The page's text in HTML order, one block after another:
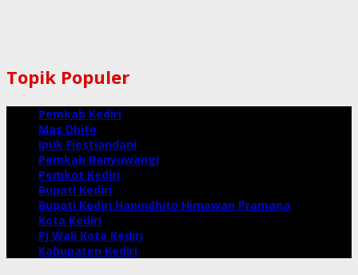
Topik Populer
Pemkab Kediri
Mas Dhito
Ipuk Fiestiandani
Pemkab Banyuwangi
Pemkot Kediri
Bupati Kediri
Bupati Kediri Hanindhito Himawan Pramana
Kota Kediri
Pj Wali Kota Kediri
Kabupaten Kediri